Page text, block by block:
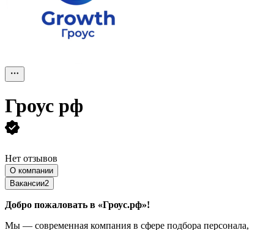
Гроус рф
Нет отзывов
О компании
Вакансии2
Добро пожаловать в «Гроус.рф»!
Мы — современная компания в сфере подбора персонала,